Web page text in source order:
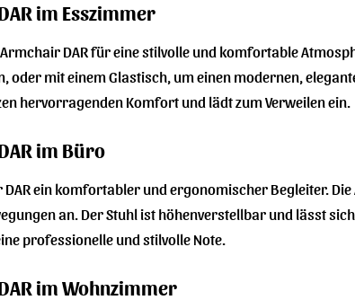
im Esszimmer
DAR für eine stilvolle und komfortable
oder mit einem Glastisch, um einen modernen,
hervorragenden Komfort und lädt zum Verweilen ein.
im Büro
ein komfortabler und ergonomischer Begleiter.
an. Der Stuhl ist höhenverstellbar und lässt
professionelle und stilvolle Note.
im Wohnzimmer